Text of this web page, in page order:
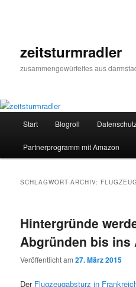
zeitsturmradler
zusammengewürfeltes aus
Start Blogroll
Partnerprogramm mit Amazon
SCHLAGWORT-ARCHIV:
Hintergründe
Abgründen bis ins
Veröffentlicht am27. März 2015
Der Flugzeugabsturz in